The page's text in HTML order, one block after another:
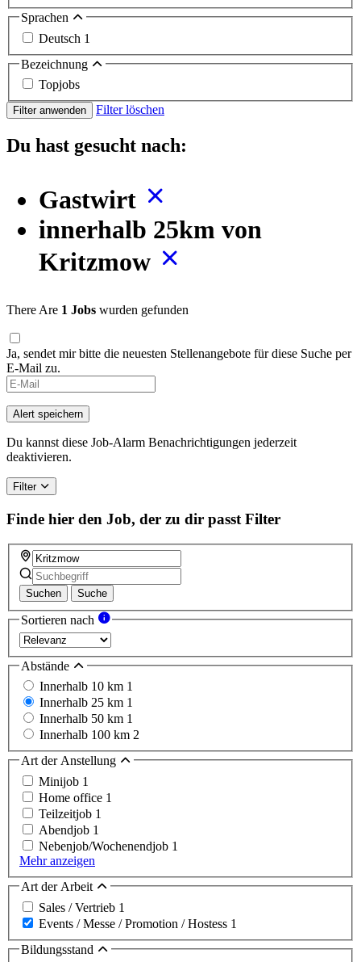
Sprachen
Deutsch 1
Bezeichnung
Topjobs
Filter anwenden Filter löschen
Du hast gesucht nach:
Gastwirt
innerhalb 25km von
Kritzmow
There Are 1 Jobs wurden gefunden
Ja, sendet mir bitte die neuesten Stellenangebote für diese Suche per
E-Mail zu.
If
you
are
a
human,
ignore
field
Alert speichern
Du kannst diese Job-Alarm Benachrichtigungen jederzeit
deaktivieren.
Filter
Finde hier den Job, der zu dir passt Filter
Suchen Suche
Sortieren nach
Abstände
Innerhalb 10 km 1
Innerhalb 25 km 1
Innerhalb 50 km 1
Innerhalb 100 km 2
Art der Anstellung
Minijob 1
Home office 1
Teilzeitjob 1
Abendjob 1
Nebenjob/Wochenendjob 1
Mehr anzeigen
Art der Arbeit
Sales / Vertrieb 1
Events / Messe / Promotion / Hostess 1
Bildungsstand